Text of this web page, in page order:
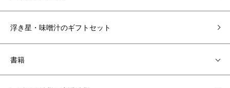
浮き星・味噌汁のギフトセット
書籍